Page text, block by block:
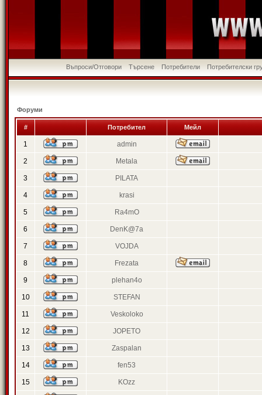
Въпроси/Отговори Търсене Потребители Потребителски
Форуми
# Потребител Мейл
1 admin
2 Metala
3 PILATA
4 krasi
5 Ra4mO
6 DenK@7a
7 VOJDA
8 Frezata
9 plehan4o
10 STEFAN
11 Veskoloko
12 JOPETO
13 Zaspalan
14 fen53
15 KOzz